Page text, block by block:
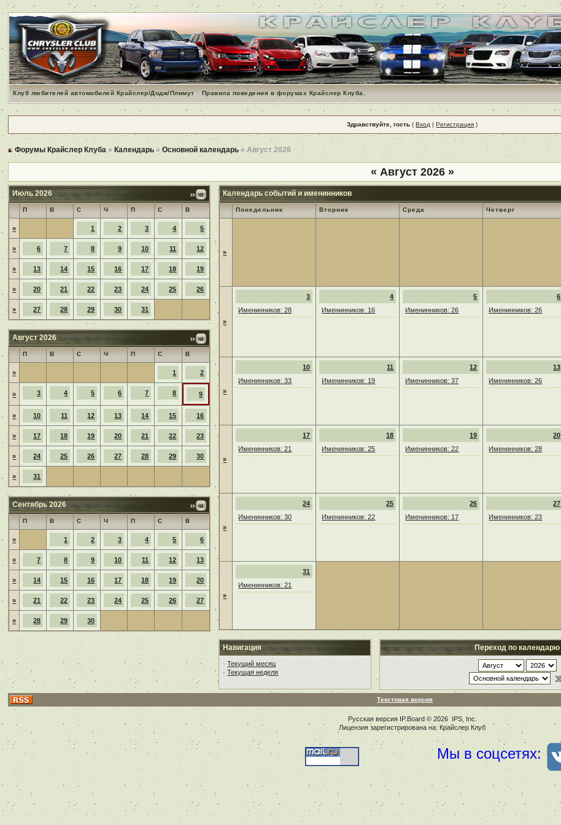
Клуб любителей автомобилей Крайслер/Додж/Плимут Правила поведения в форумах Крайслер Клуба.
Здравствуйте, гость (Вход |Регистрация )
Форумы Крайслер Клуба »Календарь »Основной календарь » Август 2026
« Август 2026 »
Июль 2026
П В С Ч П С В
» 1 2 3 4 5
» 6 7 8 9 10 11 12
» 13 14 15 16 17 18 19
» 20 21 22 23 24 25 26
» 27 28 29 30 31
Август 2026
П В С Ч П С В
» 1 2
» 3 4 5 6 7 8 9
» 10 11 12 13 14 15 16
» 17 18 19 20 21 22 23
» 24 25 26 27 28 29 30
» 31
Сентябрь 2026
П В С Ч П С В
» 1 2 3 4 5 6
» 7 8 9 10 11 12 13
» 14 15 16 17 18 19 20
» 21 22 23 24 25 26 27
» 28 29 30
Календарь событий и именинников
Понедельник Вторник Среда Четверг
»
»
3
Именинников: 28
4
Именинников: 16
5
Именинников: 26
6
Именинников: 26
»
10
Именинников: 33
11
Именинников: 19
12
Именинников: 37
13
Именинников: 26
»
17
Именинников: 21
18
Именинников: 25
19
Именинников: 22
20
Именинников: 28
»
24
Именинников: 30
25
Именинников: 22
26
Именинников: 17
27
Именинников: 23
»
31
Именинников: 21
Навигация
·Текущий месяц
·Текущая неделя
Переход по календарю
Текстовая версия
Русская версия IP.Board© 2026 IPS, Inc
Лицензия зарегистрирована на: Крайслер Клуб
Мы в соцсетях: